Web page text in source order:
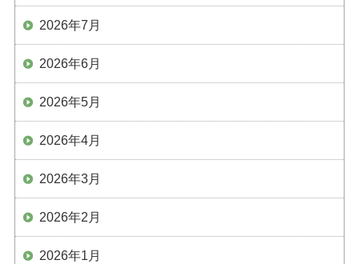
2026年7月
2026年6月
2026年5月
2026年4月
2026年3月
2026年2月
2026年1月